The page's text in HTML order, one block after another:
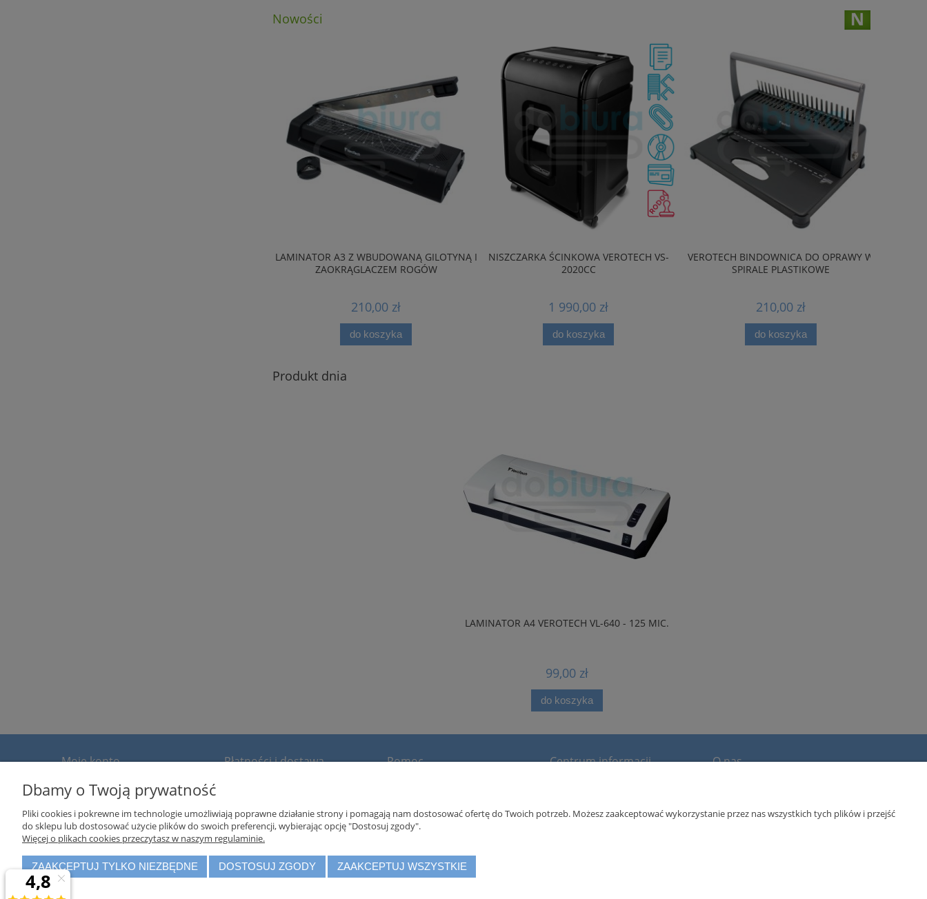
Nowości
LAMINATOR A3 Z WBUDOWANĄ GILOTYNĄ I
ZAOKRĄGLACZEM ROGÓW
210,00 zł
do koszyka
NISZCZARKA ŚCINKOWA VEROTECH VS-
2020CC
1 990,00 zł
do koszyka
VEROTECH BINDOWNICA DO OPRAWY W
SPIRALE PLASTIKOWE
210,00 zł
do koszyka
Produkt dnia
LAMINATOR A4 VEROTECH VL-640 - 125 MIC.
99,00 zł
do koszyka
Moje konto
Twoje zamówienia
Przechowalnia
Płatności i dostawa Pomoc
Polityka prywatności
Centrum informacji O nas
Dbamy o Twoją prywatność
Pliki cookies i pokrewne im technologie umożliwiają poprawne działanie strony i pomagają nam dostosować ofertę do Twoich potrzeb. Możesz zaakceptować wykorzystanie przez nas wszystkich tych plików i przejść
do sklepu lub dostosować użycie plików do swoich preferencji, wybierając opcję "Dostosuj zgody".
Więcej o plikach cookies przeczytasz w naszym regulaminie.
ZAAKCEPTUJ TYLKO NIEZBĘDNE DOSTOSUJ ZGODY ZAAKCEPTUJ WSZYSTKIE